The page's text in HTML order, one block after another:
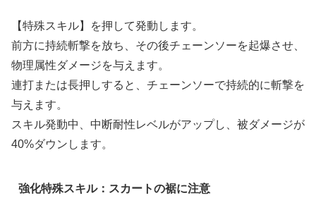
【特殊スキル】を押して発動します。
前方に持続斬撃を放ち、その後チェーンソーを起爆させ、
物理属性ダメージを与えます。
連打または長押しすると、チェーンソーで持続的に斬撃を
与えます。
スキル発動中、中断耐性レベルがアップし、被ダメージが
40%ダウンします。
強化特殊スキル：スカートの裾に注意